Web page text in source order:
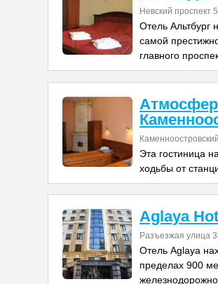
Невский проспект
Отель Альтбург
самой
главного
Эта гостиница
ходьбы от
Aglaya
Разъезжая улица
Отель Aglaya
пределах 900